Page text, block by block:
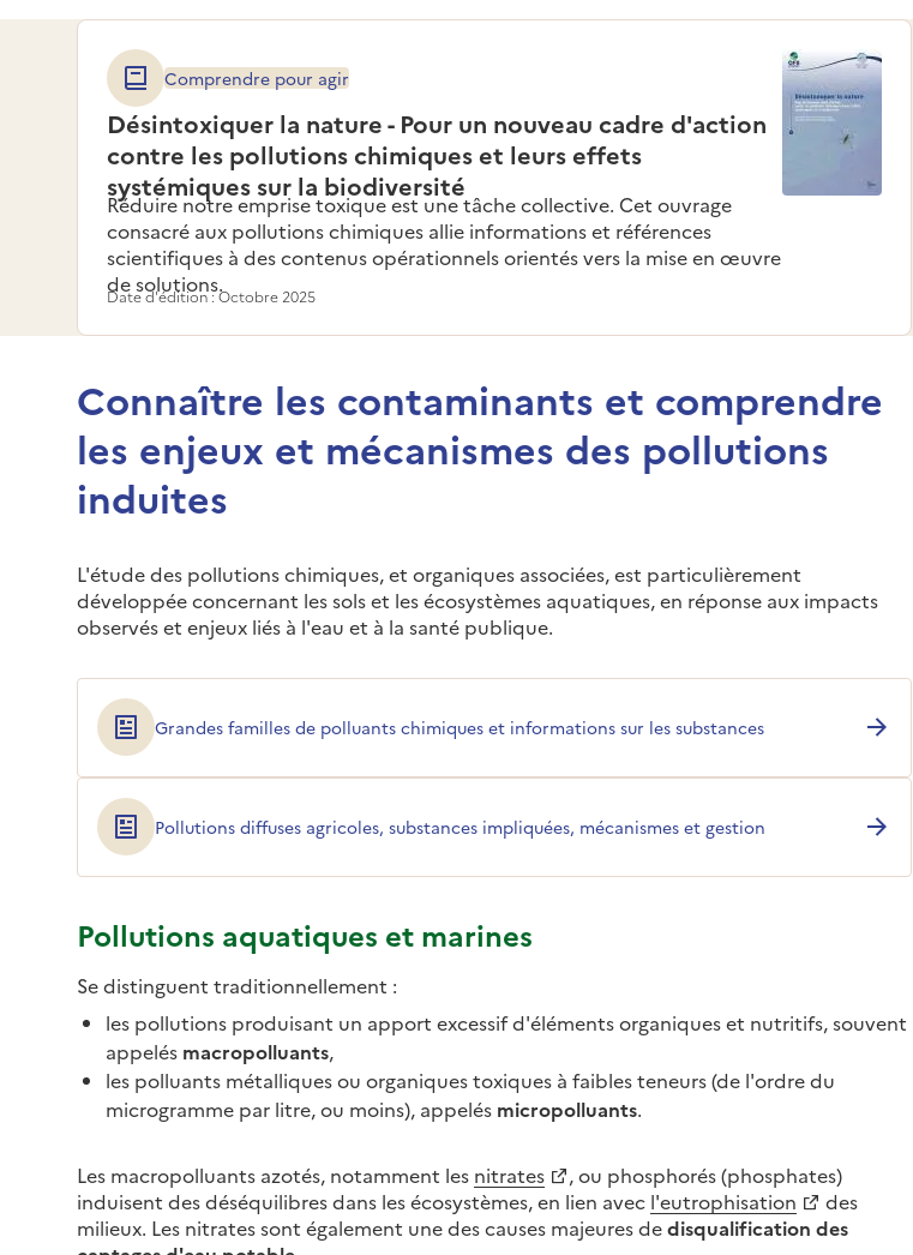
Désintoxiquer la nature - Pour un nouveau cadre d'action
contre les pollutions chimiques et leurs effets
systémiques sur la biodiversité
Comprendre pour agir
Réduire notre emprise toxique est une tâche collective. Cet ouvrage
consacré aux pollutions chimiques allie informations et références
scientifiques à des contenus opérationnels orientés vers la mise en œuvre
de solutions.
Date d'édition : Octobre 2025
Connaître les contaminants et comprendre
les enjeux et mécanismes des pollutions
induites
L'étude des pollutions chimiques, et organiques associées, est particulièrement
développée concernant les sols et les écosystèmes aquatiques, en réponse aux impacts
observés et enjeux liés à l'eau et à la santé publique.
Grandes familles de polluants chimiques et informations sur les substances
Pollutions diffuses agricoles, substances impliquées, mécanismes et gestion
Pollutions aquatiques et marines
Se distinguent traditionnellement :
les pollutions produisant un apport excessif d'éléments organiques et nutritifs, souvent
appelés macropolluants,
les polluants métalliques ou organiques toxiques à faibles teneurs (de l'ordre du
microgramme par litre, ou moins), appelés micropolluants.
Les macropolluants azotés, notamment les nitrates
, ou phosphorés (phosphates)
induisent des déséquilibres dans les écosystèmes, en lien avec l'eutrophisation
des
milieux. Les nitrates sont également une des causes majeures dedisqualification des